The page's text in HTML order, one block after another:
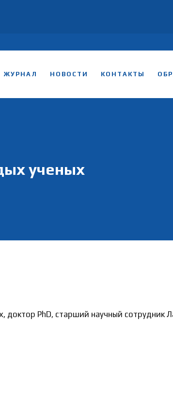
ЖУРНАЛ НОВОСТИ КОНТАКТЫ
ученых
доктор PhD, старший научный сотрудник